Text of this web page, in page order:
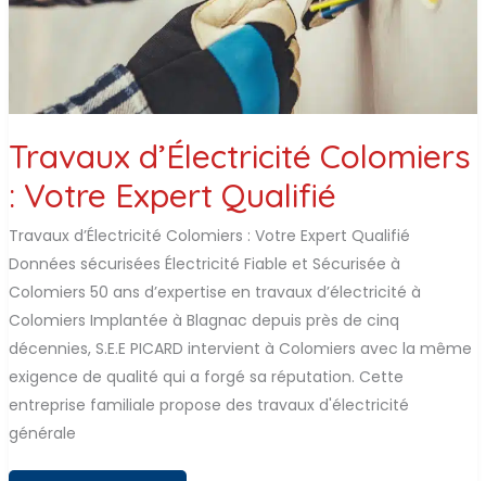
Travaux d’Électricité Colomiers
: Votre Expert Qualifié
Travaux d’Électricité Colomiers : Votre Expert Qualifié
Données sécurisées Électricité Fiable et Sécurisée à
Colomiers 50 ans d’expertise en travaux d’électricité à
Colomiers Implantée à Blagnac depuis près de cinq
décennies, S.E.E PICARD intervient à Colomiers avec la même
exigence de qualité qui a forgé sa réputation. Cette
entreprise familiale propose des travaux d'électricité
générale